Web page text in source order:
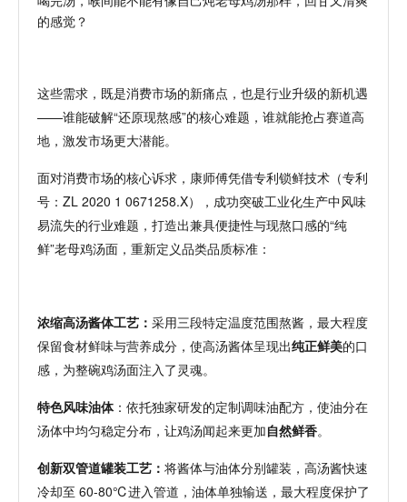
的感觉？
这些需求，既是消费市场的新痛点，也是行业升级的新机遇
——谁能破解“还原现熬感”的核心难题，谁就能抢占赛道高
地，激发市场更大潜能。
面对消费市场的核心诉求，康师傅凭借专利锁鲜技术（专利
号： ZL 2020 1 0671258.X），成功突破工业化生产中风味
易流失的行业难题，打造出兼具便捷性与现熬口感的“纯
鲜”老母鸡汤面，重新定义品类品质标准 ：
浓缩高汤酱体工艺： 采用三段特定温度范围熬酱，最大程度
保留食材鲜味与营养成分，使高汤酱体呈现出纯正鲜美的口
感，为整碗鸡汤面注入了灵魂。
特色风味油体：依托独家研发的定制调味油配方，使油分在
汤体中均匀稳定分布，让鸡汤闻起来更加自然鲜香。
创新双管道罐装工艺： 将酱体与油体分别罐装，高汤酱快速
冷却至 60-80℃进入管道，油体单独输送，最大程度保护了